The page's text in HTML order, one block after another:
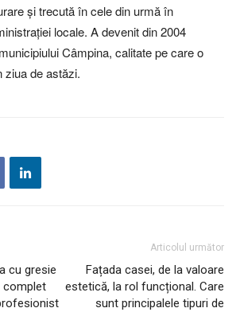
și trecută în cele din urmă în
locale. A devenit din 2004
Câmpina, calitate pe care o
ziua de astăzi.
cu gresie
complet
Articolul următor
Fațada casei, de la valoare
estetică, la rol funcțional. Care
sunt principalele tipuri de